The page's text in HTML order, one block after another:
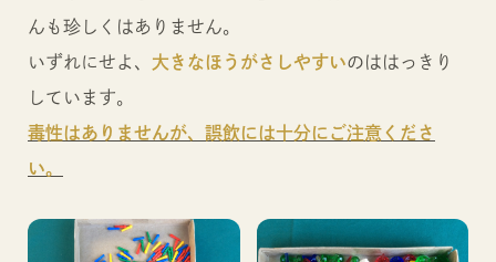
んも珍しくはありません。
いずれにせよ、 大きなほうがさしやすいのははっきり
しています。
毒性はありませんが、誤飲には十分にご注意くださ
い。